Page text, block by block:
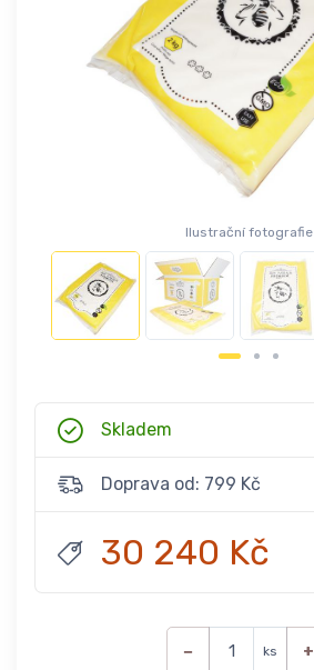
Ilustrační fotografie
Skladem
Doprava od: 799 Kč
30 240 Kč
− ks +